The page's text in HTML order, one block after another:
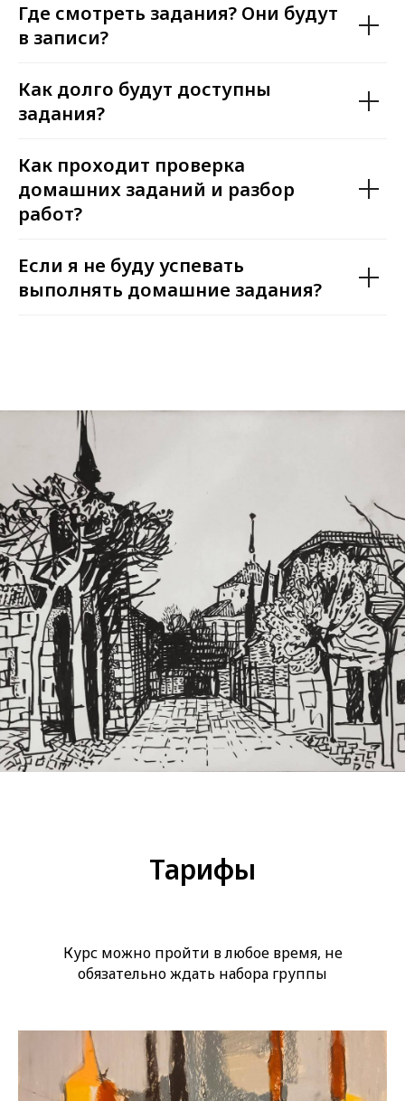
Где смотреть задания? Они будут
в записи?
Как долго будут доступны
задания?
Как проходит проверка
домашних заданий и разбор
работ?
Если я не буду успевать
выполнять домашние задания?
Тарифы
Курс можно пройти в любое время, не
обязательно ждать набора группы